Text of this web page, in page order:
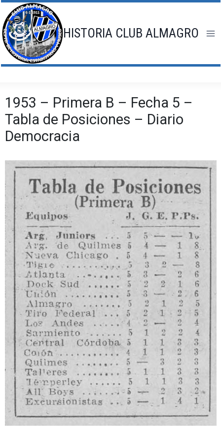
Saltar
al
contenido
HISTORIA CLUB ALMAGRO
1953 – Primera B – Fecha 5 –
Tabla de Posiciones – Diario
Democracia